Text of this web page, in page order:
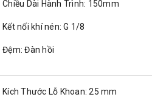
Chiều Dài Hành Trình: 150mm
Kết nối khí nén: G 1/8
Đệm: Đàn hồi
Kích Thước Lỗ Khoan: 25 mm